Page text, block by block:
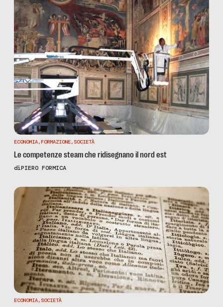
ECONOMIA,FORMAZIONE, SOCIETÀ
Le competenze steam che ridisegnano il nord est
diPIERO FORMICA
ECONOMIA, SOCIETÀ